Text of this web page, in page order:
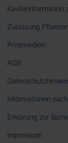
Käuferinformation
Zulassung
Printmedien
AGB
Informationen
Erklärung zur
Impressum